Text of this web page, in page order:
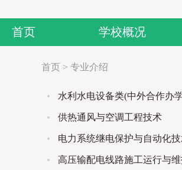
首页 学校概况
首页 > 专业介绍
水利水电设备类(中外合作办
供热通风与空调工程技术
电力系统继电保护与自动化
高压输配电线路施工运行与维